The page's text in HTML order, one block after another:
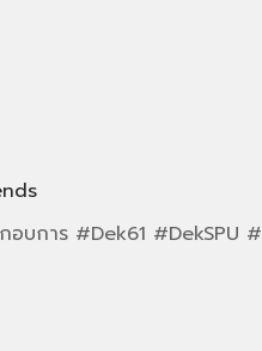
อบการ #Dek61 #DekSPU #